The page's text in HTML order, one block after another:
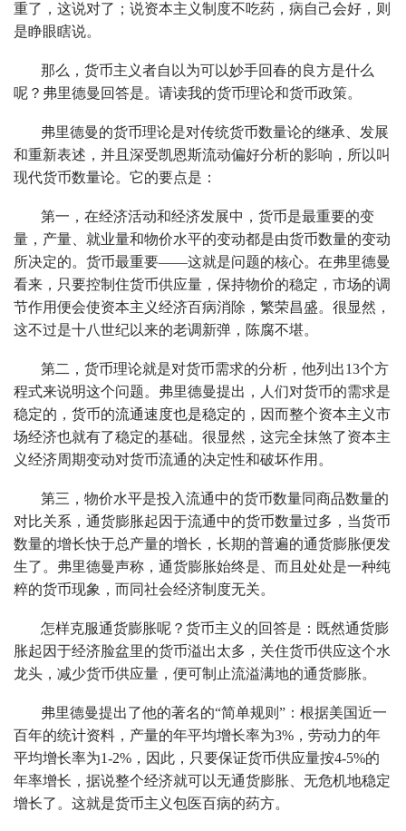
重了，这说对了；说资本主义制度不吃药，病自己会好，则
是睁眼瞎说。
那么，货币主义者自以为可以妙手回春的良方是什么
呢？弗里德曼回答是。请读我的货币理论和货币政策。
弗里德曼的货币理论是对传统货币数量论的继承、发展
和重新表述，并且深受凯恩斯流动偏好分析的影响，所以叫
现代货币数量论。它的要点是：
第一，在经济活动和经济发展中，货币是最重要的变
量，产量、就业量和物价水平的变动都是由货币数量的变动
所决定的。货币最重要——这就是问题的核心。在弗里德曼
看来，只要控制住货币供应量，保持物价的稳定，市场的调
节作用便会使资本主义经济百病消除，繁荣昌盛。很显然，
这不过是十八世纪以来的老调新弹，陈腐不堪。
第二，货币理论就是对货币需求的分析，他列出13个方
程式来说明这个问题。弗里德曼提出，人们对货币的需求是
稳定的，货币的流通速度也是稳定的，因而整个资本主义市
场经济也就有了稳定的基础。很显然，这完全抹煞了资本主
义经济周期变动对货币流通的决定性和破坏作用。
第三，物价水平是投入流通中的货币数量同商品数量的
对比关系，通货膨胀起因于流通中的货币数量过多，当货币
数量的增长快于总产量的增长，长期的普遍的通货膨胀便发
生了。弗里德曼声称，通货膨胀始终是、而且处处是一种纯
粹的货币现象，而同社会经济制度无关。
怎样克服通货膨胀呢？货币主义的回答是：既然通货膨
胀起因于经济脸盆里的货币溢出太多，关住货币供应这个水
龙头，减少货币供应量，便可制止流溢满地的通货膨胀。
弗里德曼提出了他的著名的“简单规则”：根据美国近一
百年的统计资料，产量的年平均增长率为3%，劳动力的年
平均增长率为1-2%，因此，只要保证货币供应量按4-5%的
年率增长，据说整个经济就可以无通货膨胀、无危机地稳定
增长了。这就是货币主义包医百病的药方。